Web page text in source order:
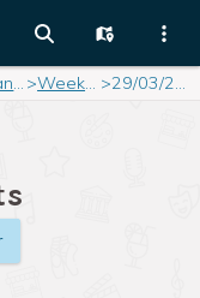
Nantes > Weekend > 29/03/2025